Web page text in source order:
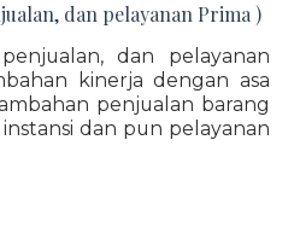
dan pelayanan Prima )
dan pelayanan
kinerja dengan asa
penjualan barang
dan pun pelayanan